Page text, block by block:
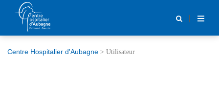
Centre Hospitalier d'Aubagne > Utilisateur